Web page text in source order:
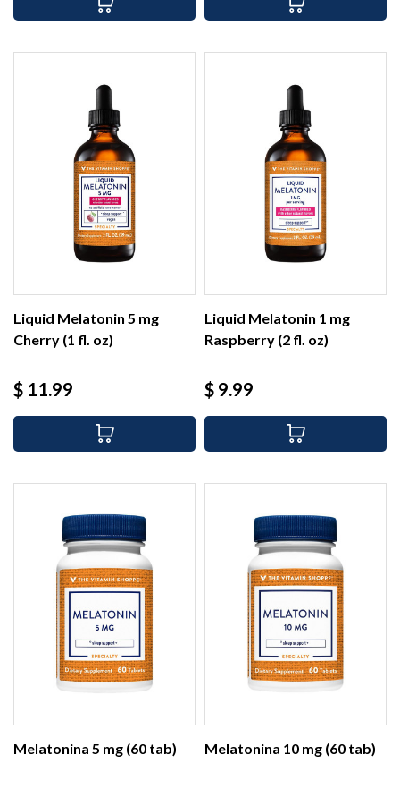
Liquid Melatonin 5 mg
Cherry (1 fl. oz)
Precio
$ 11.99
Liquid Melatonin 1 mg
Raspberry (2 fl. oz)
Precio
$ 9.99
Melatonina 5 mg (60 tab) Melatonina 10 mg (60 tab)